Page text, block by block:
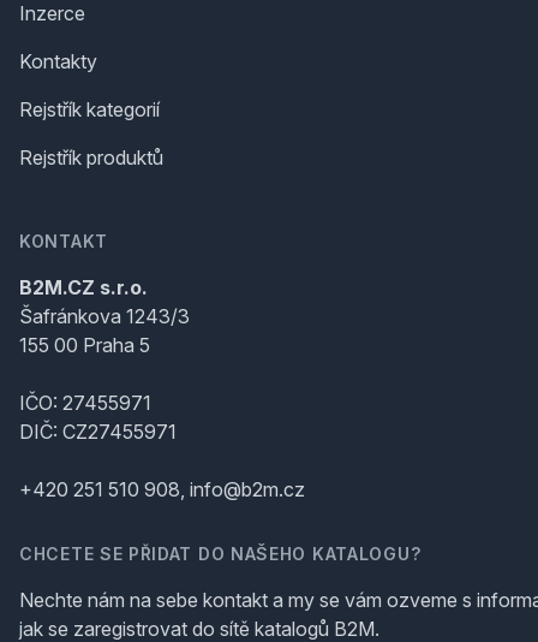
Inzerce
Kontakty
Rejstřík kategorií
Rejstřík produktů
KONTAKT
B2M.CZ s.r.o.
Šafránkova 1243/3
155 00 Praha 5
IČO: 27455971
DIČ: CZ27455971
+420 251 510 908, info@b2m.cz
CHCETE SE PŘIDAT DO NAŠEHO KATALOGU?
Nechte nám na sebe kontakt a my se vám ozveme s
jak se zaregistrovat do sítě katalogů B2M.